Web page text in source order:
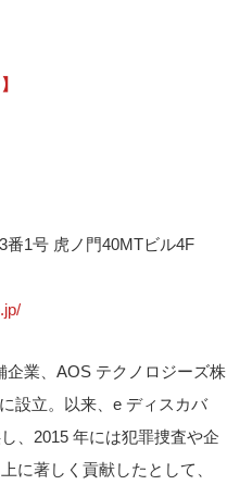
1号 虎ノ門40MTビル4F
企業、AOS テクノロジーズ株
設立。以来、e ディスカバ
、2015 年には犯罪捜査や企
に著しく貢献したとして、